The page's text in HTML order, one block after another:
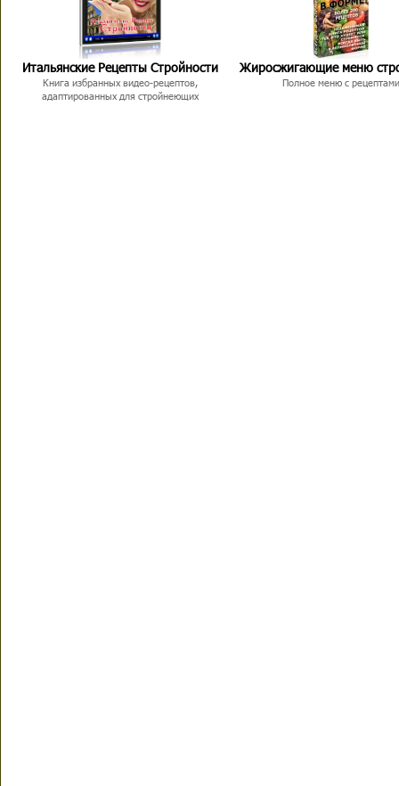
Итальянские Рецепты Стройности
Книга избранных видео-рецептов,
адаптированных для стройнеющих
Жиросжигающие меню
Полное меню с рецептами